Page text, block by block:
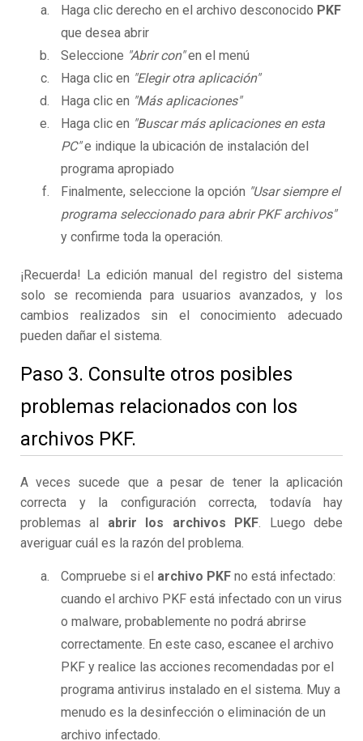
Haga clic derecho en el archivo desconocido PKF
que desea abrir
Seleccione "Abrir con"en el menú
Haga clic en "Elegir otra aplicación"
Haga clic en "Más aplicaciones"
Haga clic en "Buscar más aplicaciones en esta
PC"e indique la ubicación de instalación del
programa apropiado
Finalmente, seleccione la opción "Usar siempre el
programa seleccionado para abrir PKF archivos"
y confirme toda la operación.
¡Recuerda! La edición manual del registro del sistema
solo se recomienda para usuarios avanzados, y los
cambios realizados sin el conocimiento adecuado
pueden dañar el sistema.
Paso 3. Consulte otros posibles
problemas relacionados con los
archivos PKF.
A veces sucede que a pesar de tener la aplicación
correcta y la configuración correcta, todavía hay
problemas al abrir los archivos PKF. Luego debe
averiguar cuál es la razón del problema.
Compruebe si el archivo PKF no está infectado:
cuando el archivo PKF está infectado con un virus
o malware, probablemente no podrá abrirse
correctamente. En este caso, escanee el archivo
PKF y realice las acciones recomendadas por el
programa antivirus instalado en el sistema. Muy a
menudo es la desinfección o eliminación de un
archivo infectado.